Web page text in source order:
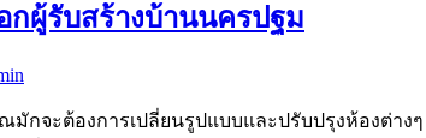
กผู้รับสร้างบ้านนครปฐม
กจะต้องการเปลี่ยนรูปแบบและปรับปรุงห้องต่า